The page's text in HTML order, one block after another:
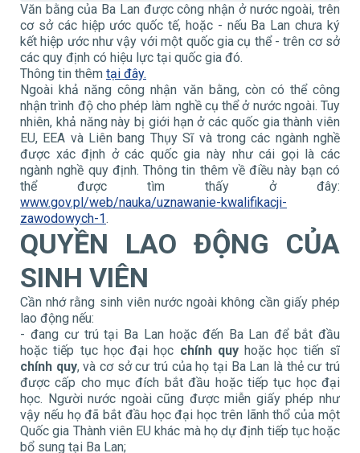
Văn bằng của Ba Lan được công nhận ở nước ngoài, trên
cơ sở các hiệp ước quốc tế, hoặc - nếu Ba Lan chưa ký
kết hiệp ước như vậy với một quốc gia cụ thể - trên cơ sở
các quy định có hiệu lực tại quốc gia đó.
Thông tin thêm tại đây.
Ngoài khả năng công nhận văn bằng, còn có thể công
nhận trình độ cho phép làm nghề cụ thể ở nước ngoài. Tuy
nhiên, khả năng này bị giới hạn ở các quốc gia thành viên
EU, EEA và Liên bang Thụy Sĩ và trong các ngành nghề
được xác định ở các quốc gia này như cái gọi là các
ngành nghề quy định. Thông tin thêm về điều này bạn có
thể được tìm thấy ở đây:
www.gov.pl/web/nauka/uznawanie-kwalifikacji-
zawodowych-1.
QUYỀN LAO ĐỘNG CỦA
SINH VIÊN
Cần nhớ rằng sinh viên nước ngoài không cần giấy phép
lao động nếu:
- đang cư trú tại Ba Lan hoặc đến Ba Lan để bắt đầu
hoặc tiếp tục học đại học chính quyhoặc học tiến sĩ
chính quy, và cơ sở cư trú của họ tại Ba Lan là thẻ cư trú
được cấp cho mục đích bắt đầu hoặc tiếp tục học đại
học. Người nước ngoài cũng được miễn giấy phép như
vậy nếu họ đã bắt đầu học đại học trên lãnh thổ của một
Quốc gia Thành viên EU khác mà họ dự định tiếp tục hoặc
bổ sung tại Ba Lan;